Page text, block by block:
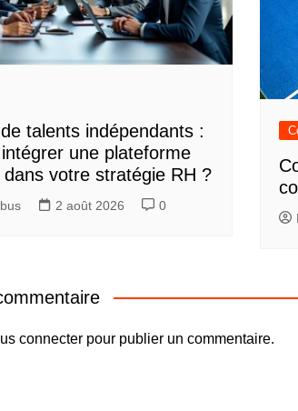
talents indépendants :
une plateforme
votre stratégie RH ?
2 août 2026 0
connecter pour publier un commentaire.